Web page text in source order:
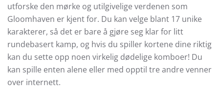
utforske den mørke og utilgivelige verdenen som
Gloomhaven er kjent for. Du kan velge blant 17 unike
karakterer, så det er bare å gjøre seg klar for litt
rundebasert kamp, og hvis du spiller kortene dine riktig
kan du sette opp noen virkelig dødelige komboer! Du
kan spille enten alene eller med opptil tre andre venner
over internett.